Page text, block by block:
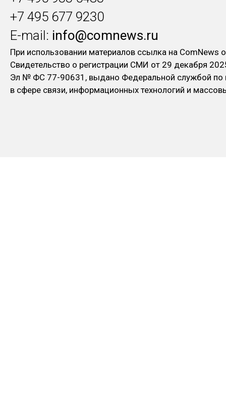
+7 495 677 9230
E-mail: info@comnews.ru
При использовании материалов ссылка на ComNews
Свидетельство о регистрации СМИ от 29 декабря
Эл № ФC 77-90631, выдано Федеральной службой по
в сфере связи, информационных технологий и